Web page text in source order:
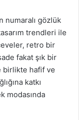
numaralı gözlük
trendleri ile
retro bir
fakat şık bir
birlikte hafif ve
katkı
modasında